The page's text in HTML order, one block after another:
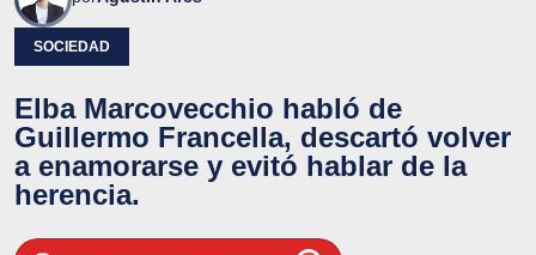
SOCIEDAD
Elba Marcovecchio habló de
Guillermo Francella, descartó volver
a enamorarse y evitó hablar de la
herencia.